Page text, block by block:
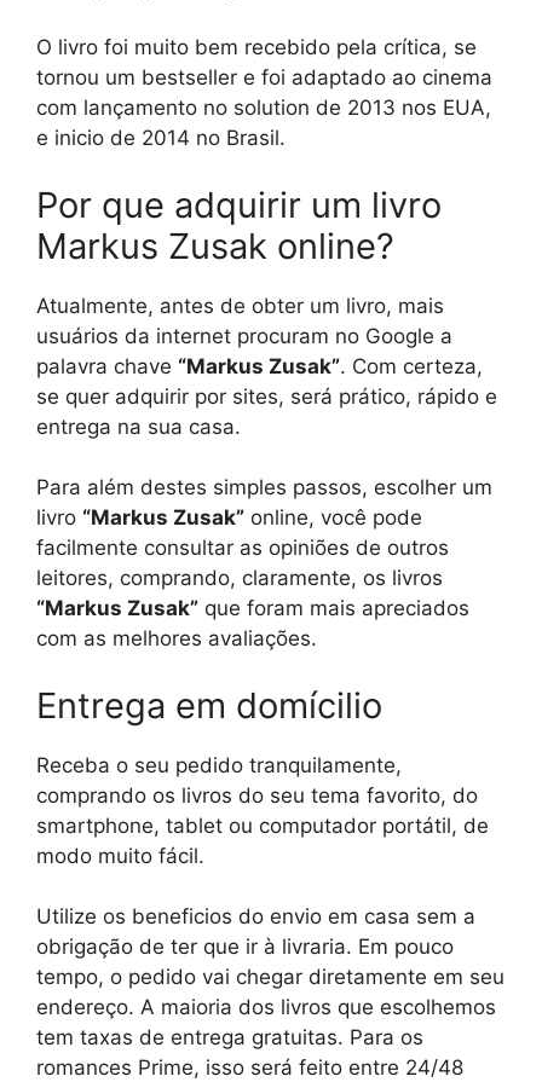
O livro foi muito bem recebido pela crítica, se
tornou um bestseller e foi adaptado ao cinema
com lançamento no solution de 2013 nos EUA,
e inicio de 2014 no Brasil.
Por que adquirir um livro
Markus Zusak online?
Atualmente, antes de obter um livro, mais
usuários da internet procuram no Google a
palavra chave “Markus Zusak”. Com certeza,
se quer adquirir por sites, será prático, rápido e
entrega na sua casa.
Para além destes simples passos, escolher um
livro “Markus Zusak” online, você pode
facilmente consultar as opiniões de outros
leitores, comprando, claramente, os livros
“Markus Zusak” que foram mais apreciados
com as melhores avaliações.
Entrega em domícilio
Receba o seu pedido tranquilamente,
comprando os livros do seu tema favorito, do
smartphone, tablet ou computador portátil, de
modo muito fácil.
Utilize os beneficios do envio em casa sem a
obrigação de ter que ir à livraria. Em pouco
tempo, o pedido vai chegar diretamente em seu
endereço. A maioria dos livros que escolhemos
tem taxas de entrega gratuitas. Para os
romances Prime, isso será feito entre 24/48